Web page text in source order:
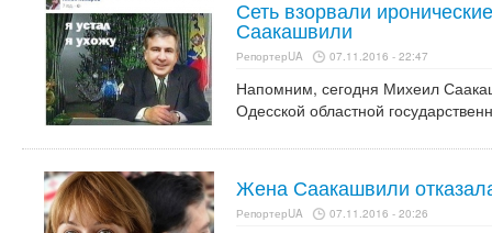
Сеть взорвали
Саакашвили
РепортерUA 07.11.2016 - 22:47
Напомним, сегодня Михеил
Одесской областной
Жена Саакашвили
РепортерUA 07.11.2016 - 20:26